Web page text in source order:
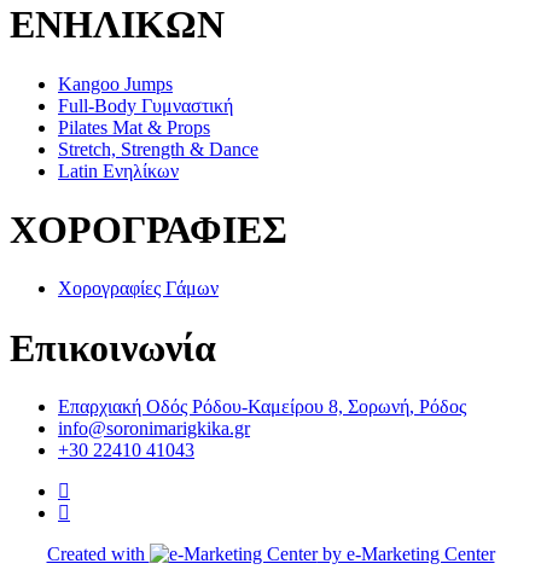
ΕΝΗΛΙΚΩΝ
Kangoo Jumps
Full-Body Γυμναστική
Pilates Mat & Props
Stretch, Strength & Dance
Latin Ενηλίκων
ΧΟΡΟΓΡΑΦΙΕΣ
Χορογραφίες Γάμων
Επικοινωνία
Επαρχιακή Οδός Ρόδου-Καμείρου 8, Σορωνή, Ρόδος
info@soronimarigkika.gr
+30 22410 41043
Created with by e-Marketing Center